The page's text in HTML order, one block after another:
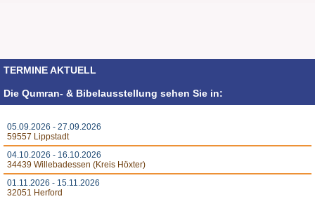
TERMINE AKTUELL
Die Qumran- & Bibelausstellung sehen Sie in:
05.09.2026 - 27.09.2026
59557 Lippstadt
04.10.2026 - 16.10.2026
34439 Willebadessen (Kreis Höxter)
01.11.2026 - 15.11.2026
32051 Herford